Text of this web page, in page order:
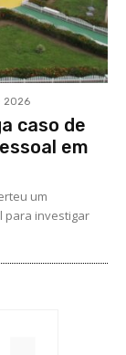
2026
caso de
em
um
para investigar